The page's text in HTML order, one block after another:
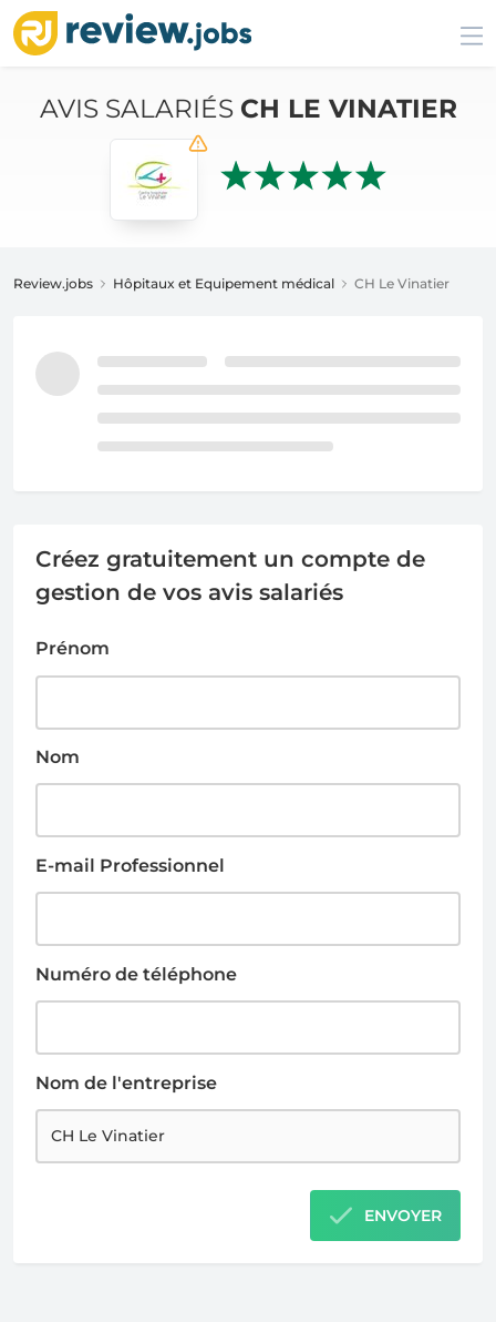
AVIS SALARIÉS CH LE VINATIER
Review.jobs Hôpitaux et Equipement médical CH Le Vinatier
Créez gratuitement un compte de
gestion de vos avis salariés
Prénom
Nom
E-mail Professionnel
Numéro de téléphone
Nom de l'entreprise
ENVOYER